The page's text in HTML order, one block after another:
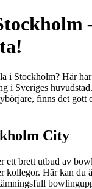
i Stockholm? Här
i Sveriges
finns det gott
City
ett brett utbud av
kollegor. Här kan du